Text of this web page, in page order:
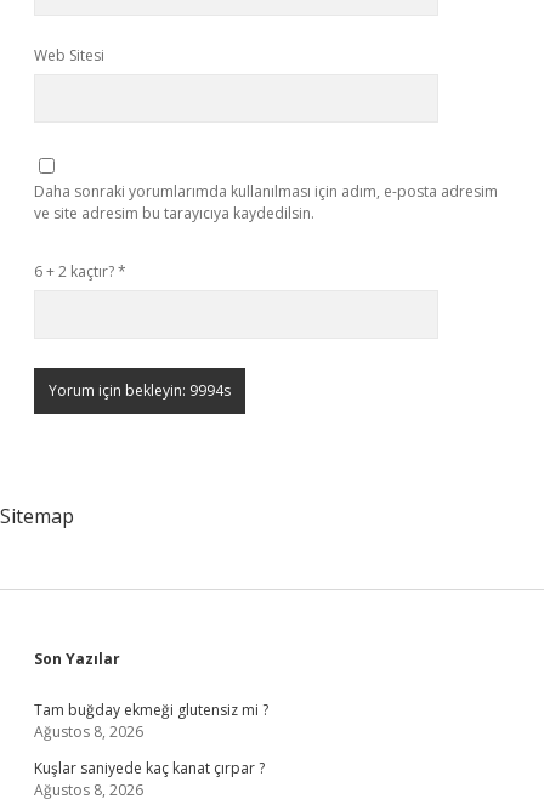
Web Sitesi
Daha sonraki yorumlarımda kullanılması için adım, e-posta adresim
ve site adresim bu tarayıcıya kaydedilsin.
6 + 2 kaçtır?*
Sitemap
Sidebar
Son Yazılar
Tam buğday ekmeği glutensiz mi ?
Ağustos 8, 2026
Kuşlar saniyede kaç kanat çırpar ?
Ağustos 8, 2026